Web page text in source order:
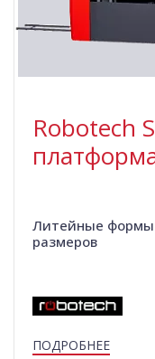
Robotech
Литейные формы
размеров
ПОДРОБНЕЕ